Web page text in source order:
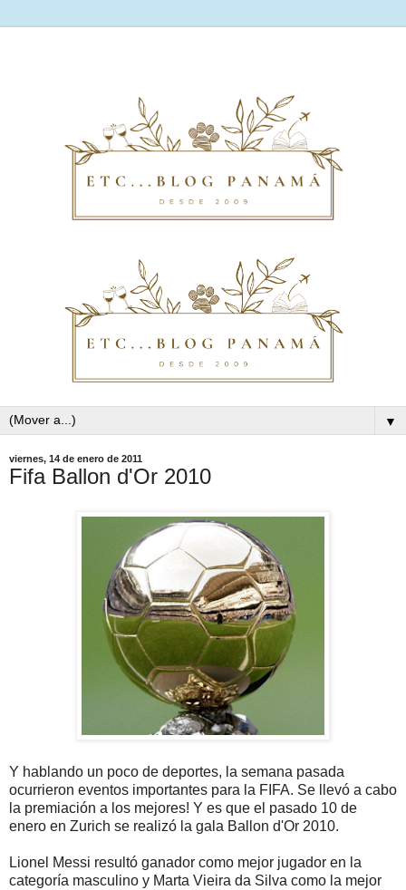
▼
viernes, 14 de enero de 2011
Fifa Ballon d'Or 2010
Y hablando un poco de deportes, la semana pasada
ocurrieron eventos importantes para la FIFA. Se llevó a cabo
la premiación a los mejores! Y es que el pasado 10 de
enero en Zurich se realizó la gala Ballon d'Or 2010.
Lionel Messi resultó ganador como mejor jugador en la
categoría masculino y Marta Vieira da Silva como la mejor